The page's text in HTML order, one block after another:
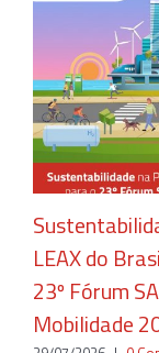
LEAX do
23º Fórum
Mobilidade